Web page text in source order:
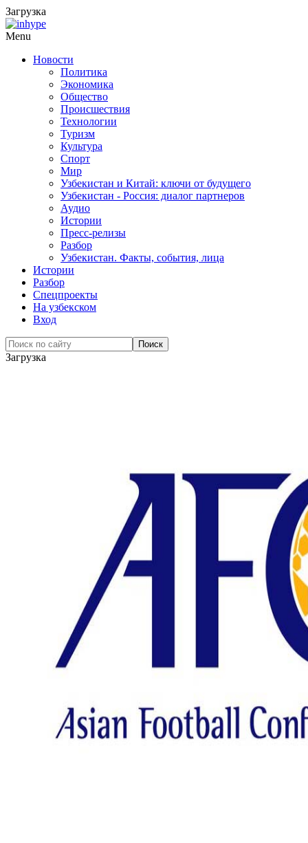
Загрузка
Menu
Новости
Политика
Экономика
Общество
Происшествия
Технологии
Туризм
Культура
Спорт
Мир
Узбекистан и Китай: ключи от будущего
Узбекистан - Россия: диалог партнеров
Аудио
Истории
Пресс-релизы
Разбор
Узбекистан. Факты, события, лица
Истории
Разбор
Спецпроекты
На узбекском
Вход
Загрузка